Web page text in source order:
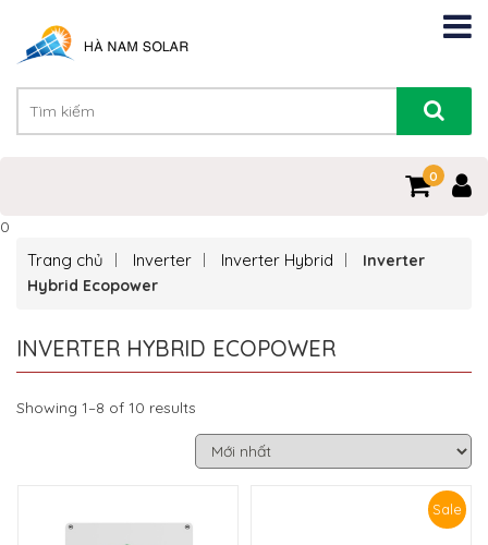
0
0
Trang chủ Inverter Inverter Hybrid
Inverter
Hybrid Ecopower
INVERTER HYBRID ECOPOWER
Showing 1–8 of 10 results
Sale